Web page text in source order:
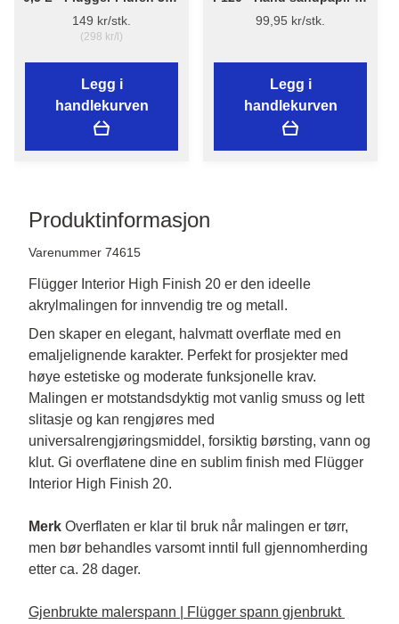
Grunnrengjøring
149 kr/stk.
(298 kr/l)
Legg i
handlekurven
mm x 5 m
99,95 kr/stk.
Legg i
handlekurven
Produktinformasjon
Varenummer 74615
Flügger Interior High Finish 20 er den ideelle
akrylmalingen for innvendig tre og metall.
Den skaper en elegant, halvmatt overflate med en
emaljelignende karakter. Perfekt for prosjekter med
høye estetiske og moderate funksjonelle krav.
Malingen er motstandsdyktig mot vanlig smuss og lett
slitasje og kan rengjøres med
universalrengjøringsmiddel, forsiktig børsting, vann og
klut. Gi overflatene dine en sublim finish med Flügger
Interior High Finish 20.
Merk Overflaten er klar til bruk når malingen er tørr,
men bør behandles varsomt inntil full gjennomherding
etter ca. 28 dager.
Gjenbrukte malerspann | Flügger spann gjenbrukt